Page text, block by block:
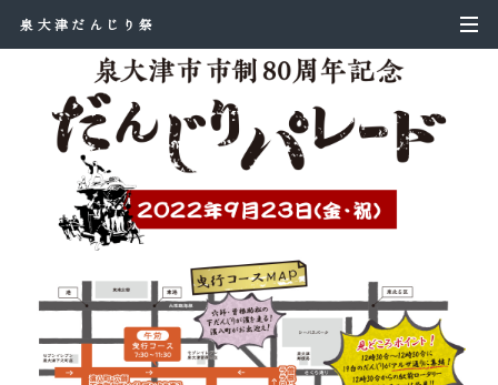
泉大津だんじり祭